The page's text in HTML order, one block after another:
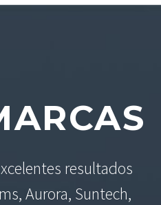
resultados
Aurora, Suntech,